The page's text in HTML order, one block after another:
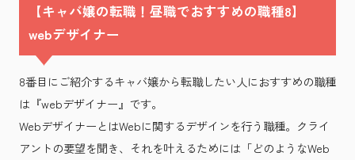
【キャバ嬢の転職！昼職でおすすめの職種8】
webデザイナー
8番目にご紹介するキャバ嬢から転職したい人におすすめの職種
は『webデザイナー』です。
WebデザイナーとはWebに関するデザインを行う職種。クライ
アントの要望を聞き、それを叶えるためには「どのようなWeb